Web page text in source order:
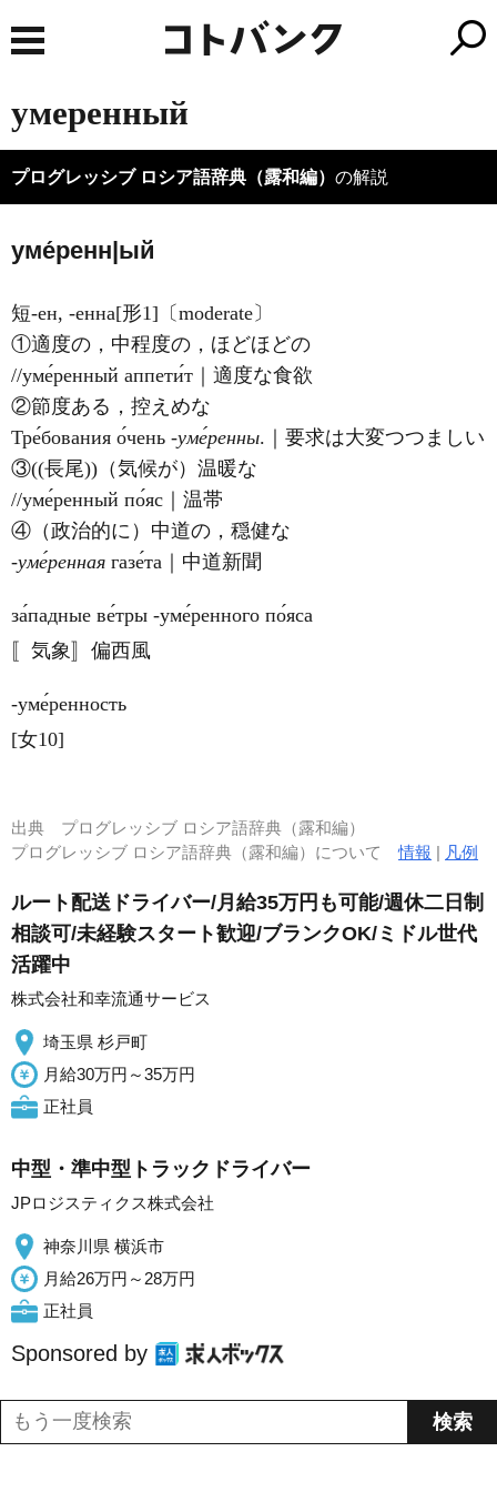
умеренный
プログレッシブ ロシア語辞典（露和編） の解説
уме́ренн|ый
短-ен, -енна[形1]〔moderate〕
①適度の，中程度の，ほどほどの
//уме́ренный аппети́т｜適度な食欲
②節度ある，控えめな
Тре́бования о́чень ‐уме́ренны.｜要求は大変つつましい
③((長尾))（気候が）温暖な
//уме́ренный по́яс｜温帯
④（政治的に）中道の，穏健な
‐уме́ренная газе́та｜中道新聞
за́падные ве́тры ‐уме́ренного по́яса
〚気象〛偏西風
‐уме́ренность
[女10]
出典 プログレッシブ ロシア語辞典（露和編）
プログレッシブ ロシア語辞典（露和編）について情報 | 凡例
ルート配送ドライバー/月給35万円も可能/週休二日制
相談可/未経験スタート歓迎/ブランクOK/ミドル世代
活躍中
株式会社和幸流通サービス
埼玉県 杉戸町
月給30万円～35万円
正社員
中型・準中型トラックドライバー
JPロジスティクス株式会社
神奈川県 横浜市
月給26万円～28万円
正社員
Sponsored by